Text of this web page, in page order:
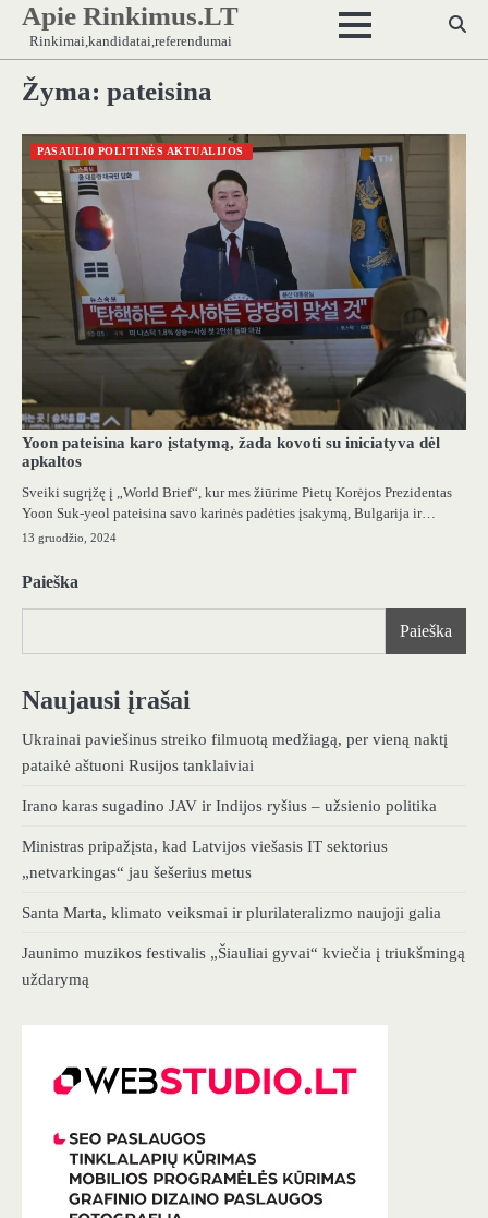
Skip
content
Apie Rinkimus.LT
Rinkimai,kandidatai,referendumai
Žyma: pateisina
PASAULI0 POLITINĖS AKTUALIJOS
Yoon pateisina karo įstatymą, žada kovoti su iniciatyva dėl
apkaltos
Sveiki sugrįžę į „World Brief“, kur mes žiūrime Pietų Korėjos Prezidentas
Yoon Suk-yeol pateisina savo karinės padėties įsakymą, Bulgarija ir…
13 gruodžio, 2024
Paieška
Paieška
Naujausi įrašai
Ukrainai paviešinus streiko filmuotą medžiagą, per vieną naktį
pataikė aštuoni Rusijos tanklaiviai
Irano karas sugadino JAV ir Indijos ryšius – užsienio politika
Ministras pripažįsta, kad Latvijos viešasis IT sektorius
„netvarkingas“ jau šešerius metus
Santa Marta, klimato veiksmai ir plurilateralizmo naujoji galia
Jaunimo muzikos festivalis „Šiauliai gyvai“ kviečia į triukšmingą
uždarymą